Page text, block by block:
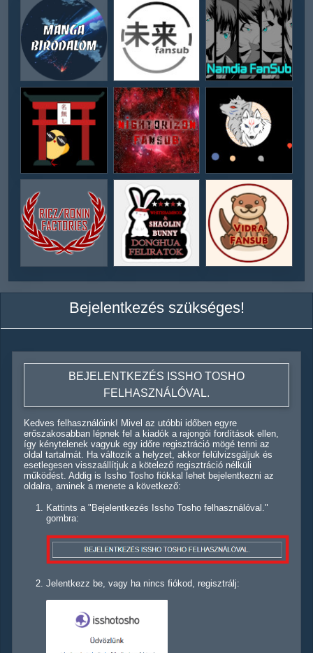
Bejelentkezés szükséges!
BEJELENTKEZÉS ISSHO TOSHO
FELHASZNÁLÓVAL.
Kedves felhasználóink! Mivel az utóbbi időben egyre
erőszakosabban lépnek fel a kiadók a rajongói fordítások ellen,
így kénytelenek vagyuk egy időre regisztráció mögé tenni az
oldal tartalmát. Ha változik a helyzet, akkor felülvizsgáljuk és
esetlegesen visszaállítjuk a kötelező regisztráció nélküli
működést. Addig is Issho Tosho fiókkal lehet bejelentkezni az
oldalra, aminek a menete a következő:
Kattints a "Bejelentkezés Issho Tosho felhasználóval."
gombra:
Jelentkezz be, vagy ha nincs fiókod, regisztrálj: